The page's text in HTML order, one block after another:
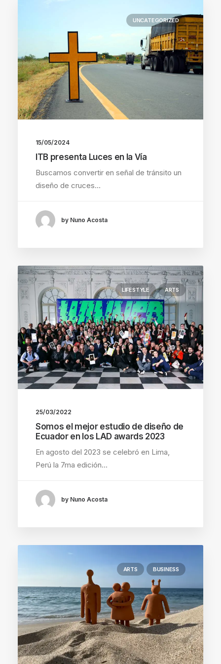
UNCATEGORIZED
15/05/2024
ITB presenta Luces en la Vía
Buscamos convertir en señal de tránsito un
diseño de cruces…
by Nuno Acosta
LIFESTYLE ARTS
25/03/2022
Somos el mejor estudio de diseño de
Ecuador en los LAD awards 2023
En agosto del 2023 se celebró en Lima,
Perú la 7ma edición…
by Nuno Acosta
ARTS BUSINESS